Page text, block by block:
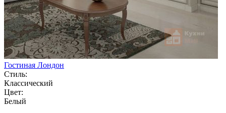
Гостиная Лондон
Стиль:
Классический
Цвет:
Белый